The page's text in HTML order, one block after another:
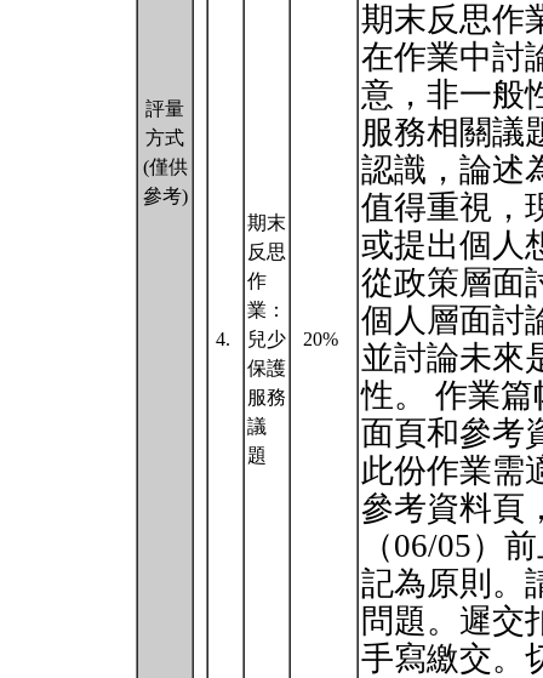
評量
方式
(僅供
參考)
4.
期末
反思
作
業：
兒少
保護
服務
議
題
20%
期末反思作
在作業中討
意，非一般
服務相關議
認識，論述
值得重視，
或提出個人
從政策層面
個人層面討
並討論未來
性。 作業篇
⾯⾴和參考
此份作業需
參考資料⾴
（06/05）
記為原則。
問題。遲交
⼿寫繳交。